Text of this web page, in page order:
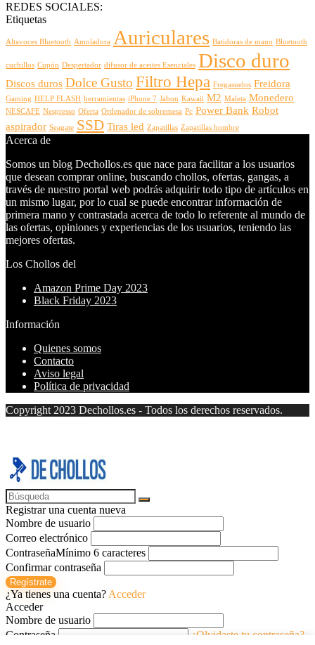
REDES SOCIALES:
Etiquetas
Altavoces Bluetooth Amoladora Auriculares Batidoras de mano Bluetooth
cuchillos Cupón Despertador difusor de aceites Esenciales Disco duro
Discos duros Dolce Gusto Filtro Hepa Fregasuelos Freidora
Gaming HELP FLASH herramientas iPhone 7 Jabon Kawaii M2 Maleta Monedero
NESCAFE Nespresso Oferta Ordenador de sobremesa Pc Power Bank Robot
aspirador Seagate SSD Tiras led Zapatillas Zapatillas hombre
Acerca de
Somos un blog Dechollos.es que nace para facilitar a los usuarios
que desean comprar online, buscando chollos, ofertas, gangas, a
través de nuestro portal web podrás adquirir todo tipo de artículos en
un mismo lugar, por lo cual se puede encontrar información de
primera mano y contrastada acerca de todo lo referente al mundo de
las ofertas, opiniones y experiencias de los usuarios, teniendo las
mejores ofertas.
Los Chollos del
Amazon Prime Day 2023
Black Friday 2023
Información
Quienes somos
Contacto
Aviso legal
Política de privacidad
Copyright 2023 Dechollos.es - Todos los derechos reservados.
Registrar una cuenta nueva
Nombre de usuario
Correo electrónico
ContraseñaMínimo 6 caracteres
Confirmar contraseña
Regístrate
¿Ya tienes una cuenta? Acceder
Acceder
Nombre de usuario
Contraseña
¿Olvidaste tu contraseña?